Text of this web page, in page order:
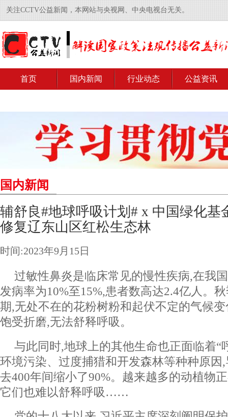
关注CCTV公益新闻，本网站与央视网、中央电视台无关。
首页 国内新闻 行业动态 公益资讯
国内新闻
辅舒良#地球呼吸计划# x 中国绿化基
修复辽东山区红松生态林
时间:2023年9月15日
过敏性鼻炎是临床常见的慢性疾病,在我
发病率为10%至15%,患者数高达2.4亿人。
期,无处不在的花粉树粉和起伏不定的气候
饱受折磨,无法舒释呼吸。
与此同时,地球上的其他生命也正面临着“
环境污染、过度捕猎和开发森林等种种原因
去400年间缩小了90%。越来越多的动植物
它们也难以舒释呼吸……